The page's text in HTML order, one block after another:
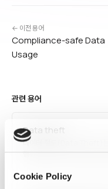
Cookie Policy
← 이전 용어
Compliance-safe Data
Usage
관련 용어
Data theft
데이터 절도(Data Theft)는
행위입니다. 외부 공격(해킹
데이터가 주 타깃입니다.